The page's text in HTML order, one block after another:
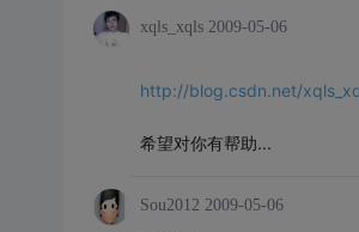
xqls_xqls 2009-05-06
http://blog.csdn.net/
希望对你有帮助...
Sou2012 2009-05-06